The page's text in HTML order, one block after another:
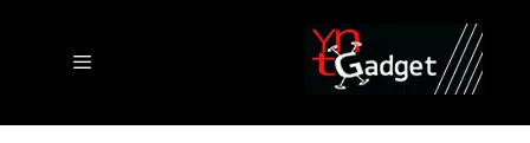
contenido
Menú